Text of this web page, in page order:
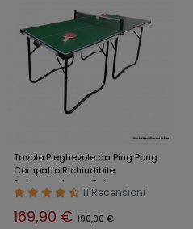
Tavolo Pieghevole da Ping Pong
Compatto Richiudibile
Salvaspazio con Rete
11 Recensioni
169,90 € 190,00 €